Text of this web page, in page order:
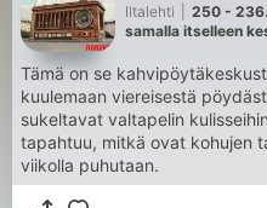
Iltalehti
250 -
samalla itselleen
Tämä on se
kuulemaan viereisestä
sukeltavat valtapelin
tapahtuu, mitkä ovat kohujen
viikolla puhutaan.